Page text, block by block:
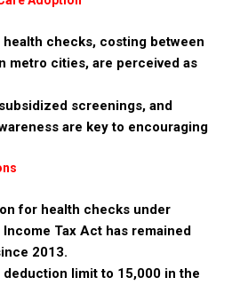
health checks, costing between
in metro cities, are perceived as
screenings, and
are key to encouraging
for health checks under
Tax Act has remained
2013.
limit to ₹15,000 in the